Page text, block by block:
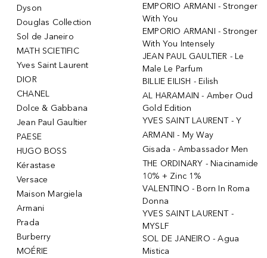
Dyson
Douglas Collection
Sol de Janeiro
MATH SCIETIFIC
Yves Saint Laurent
DIOR
CHANEL
Dolce & Gabbana
Jean Paul Gaultier
PAESE
HUGO BOSS
Kérastase
Versace
Maison Margiela
Armani
Prada
Burberry
MOÉRIE
EMPORIO ARMANI - Stronger
With You
EMPORIO ARMANI - Stronger
With You Intensely
JEAN PAUL GAULTIER - Le
Male Le Parfum
BILLIE EILISH - Eilish
AL HARAMAIN - Amber Oud
Gold Edition
YVES SAINT LAURENT - Y
ARMANI - My Way
Gisada - Ambassador Men
THE ORDINARY - Niacinamide
10% + Zinc 1%
VALENTINO - Born In Roma
Donna
YVES SAINT LAURENT -
MYSLF
SOL DE JANEIRO - Agua
Mistica